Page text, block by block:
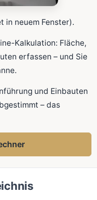
in neuem Fenster).
Kalkulation: Fläche,
erfassen – und Sie
und Einbauten
– das